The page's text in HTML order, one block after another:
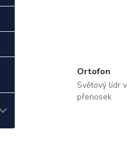
Ortofon
Světový lídr
přenosek